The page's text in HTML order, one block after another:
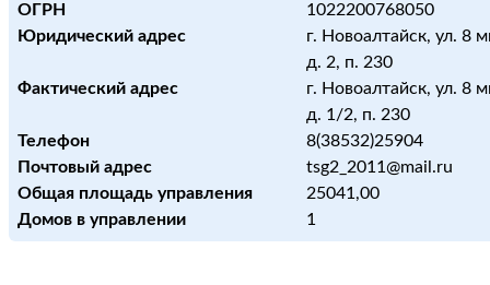
ОГРН
1022200768050
Юридический адрес
г. Новоалтайск, ул. 8
д. 2, п. 230
Фактический адрес
г. Новоалтайск, ул. 8
д. 1/2, п. 230
Телефон
8(38532)25904
Почтовый адрес
tsg2_2011@mail.ru
Общая площадь управления
25041,00
Домов в управлении
1